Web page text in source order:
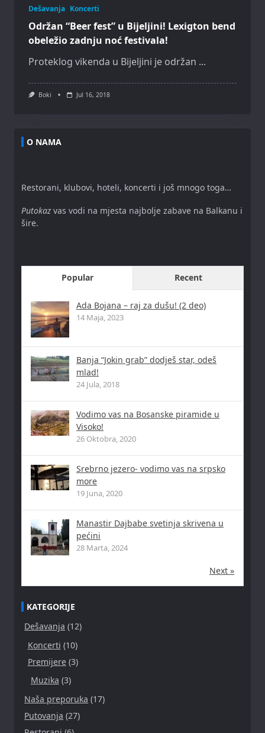
Dešavanja Koncerti
Održan “Beer fest” u Bijeljini! Lexigton bend
obeležio zadnju noć festivala!
Proteklog vikenda u Bijeljini je održan ...
Boki Jul 16, 2018
O NAMA
Restorani, klubovi, hoteli, koncerti i još mnogo toga…
Putokaz vas vodi na mjesta najbolje zabave na Balkanu i
šire.
Popular Recent
Ada Bojana – raj za dušu! (2 deo)
14 Maja, 2023
Banja “Jokin grab” dodješ star, odeš
mlad!
24 Jula, 2018
Vodimo vas na Bosanske piramide u
Visoko!
26 Oktobra, 2020
Srebrno jezero- vodimo vas na srpsko
more
19 Juna, 2020
Manastir Dajbabe svetinja skrivena u
pećini
28 Marta, 2024
Next »
KATEGORIJE
Dešavanja (12)
Koncerti (10)
Premijere(3)
Muzika (3)
Naša preporuka (17)
Putovanja (27)